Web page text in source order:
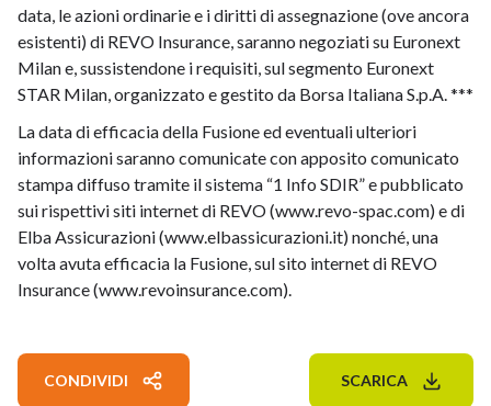
data, le azioni ordinarie e i diritti di assegnazione (ove ancora
esistenti) di REVO Insurance, saranno negoziati su Euronext
Milan e, sussistendone i requisiti, sul segmento Euronext
STAR Milan, organizzato e gestito da Borsa Italiana S.p.A. ***
La data di efficacia della Fusione ed eventuali ulteriori
informazioni saranno comunicate con apposito comunicato
stampa diffuso tramite il sistema “1 Info SDIR” e pubblicato
sui rispettivi siti internet di REVO (www.revo-spac.com) e di
Elba Assicurazioni (www.elbassicurazioni.it) nonché, una
volta avuta efficacia la Fusione, sul sito internet di REVO
Insurance (www.revoinsurance.com).
CONDIVIDI SCARICA